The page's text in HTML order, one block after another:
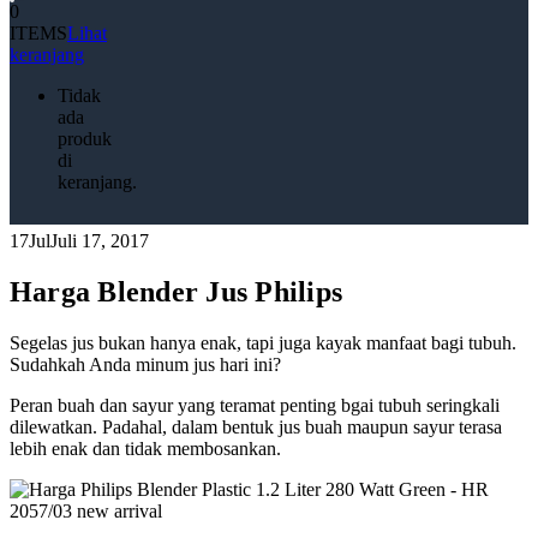
0
ITEMSLihat
keranjang
Tidak
ada
produk
di
keranjang.
17JulJuli 17, 2017
Harga Blender Jus Philips
Segelas jus bukan hanya enak, tapi juga kayak manfaat bagi tubuh.
Sudahkah Anda minum jus hari ini?
Peran buah dan sayur yang teramat penting bgai tubuh seringkali
dilewatkan. Padahal, dalam bentuk jus buah maupun sayur terasa
lebih enak dan tidak membosankan.